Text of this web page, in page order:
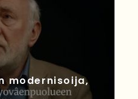
modernisoija,